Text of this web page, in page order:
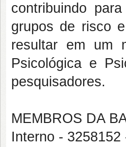
contribuindo
grupos de risco
resultar em um
Psicológica e
pesquisadores.
MEMBROS DA
Interno -